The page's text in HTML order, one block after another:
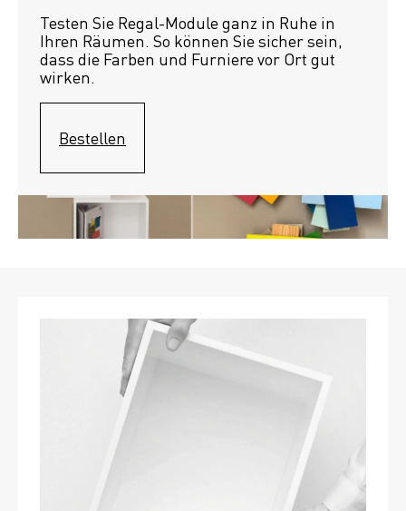
Testen Sie Regal-Module ganz in Ruhe in
Ihren Räumen. So können Sie sicher sein,
dass die Farben und Furniere vor Ort gut
wirken.
Bestellen